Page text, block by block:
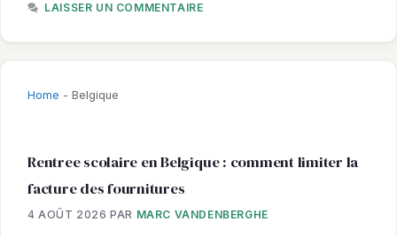
LAISSER UN COMMENTAIRE
Home - Belgique
Rentree scolaire en Belgique : comment limiter la
facture des fournitures
4 AOÛT 2026 PAR MARC VANDENBERGHE